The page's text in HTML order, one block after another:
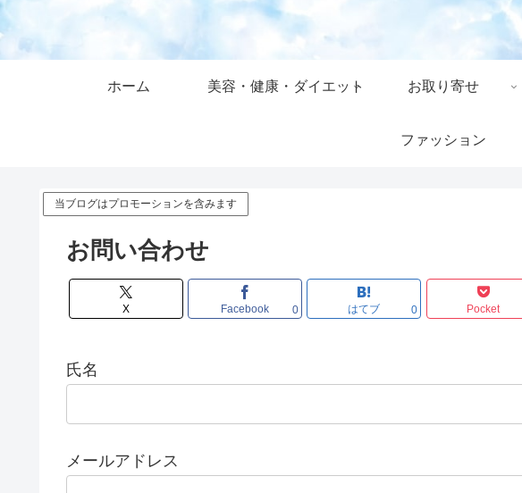
ホーム 美容・健康・ダイエット お取り寄せ
ファッション
当ブログはプロモーションを含みます
お問い合わせ
X Facebook 0 はてブ 0 Pocket
氏名
メールアドレス